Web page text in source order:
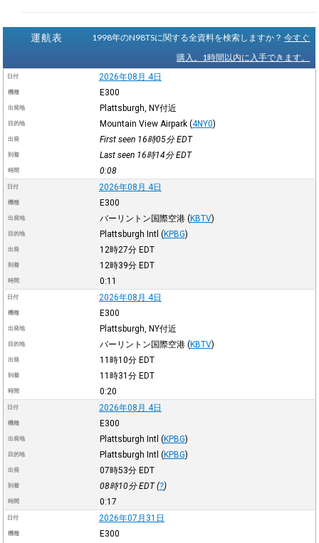
運航表 1998年のN98TSに関する全資料を検索しますか？今すぐ
購入。1時間以内に入手できます。
日付 2026年08月 4日
機種 E300
出発地 Plattsburgh, NY付近
目的地 Mountain View Airpark (4NY0)
出発 First seen 16時05分EDT
到着 Last seen 16時14分EDT
時間 0:08
日付 2026年08月 4日
機種 E300
出発地 バーリントン国際空港 (KBTV)
目的地 Plattsburgh Intl (KPBG)
出発 12時27分 EDT
到着 12時39分 EDT
時間 0:11
日付 2026年08月 4日
機種 E300
出発地 Plattsburgh, NY付近
目的地 バーリントン国際空港 (KBTV)
出発 11時10分 EDT
到着 11時31分 EDT
時間 0:20
日付 2026年08月 4日
機種 E300
出発地 Plattsburgh Intl (KPBG)
目的地 Plattsburgh Intl (KPBG)
出発 07時53分 EDT
到着 08時10分EDT(?)
時間 0:17
日付 2026年07月31日
機種 E300